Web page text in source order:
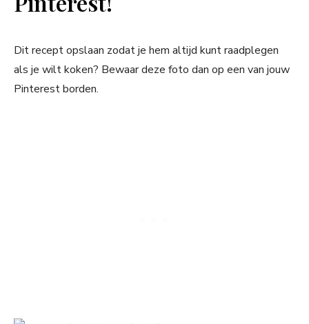
Dit recept opslaan zodat je hem altijd kunt raadplegen
als je wilt koken? Bewaar deze foto dan op een van jouw
Pinterest borden.